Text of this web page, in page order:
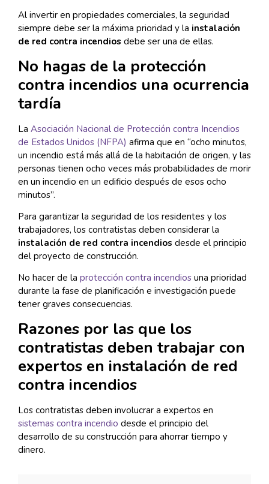
Al invertir en propiedades comerciales, la seguridad
siempre debe ser la máxima prioridad y la instalación
de red contra incendios debe ser una de ellas.
No hagas de la protección
contra incendios una ocurrencia
tardía
La Asociación Nacional de Protección contra Incendios
de Estados Unidos (NFPA) afirma que en “ocho minutos,
un incendio está más allá de la habitación de origen, y las
personas tienen ocho veces más probabilidades de morir
en un incendio en un edificio después de esos ocho
minutos”.
Para garantizar la seguridad de los residentes y los
trabajadores, los contratistas deben considerar la
instalación de red contra incendios desde el principio
del proyecto de construcción.
No hacer de la protección contra incendios una prioridad
durante la fase de planificación e investigación puede
tener graves consecuencias.
Razones por las que los
contratistas deben trabajar con
expertos en instalación de red
contra incendios
Los contratistas deben involucrar a expertos en
sistemas contra incendio desde el principio del
desarrollo de su construcción para ahorrar tiempo y
dinero.